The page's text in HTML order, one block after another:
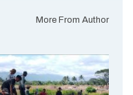
More From Author